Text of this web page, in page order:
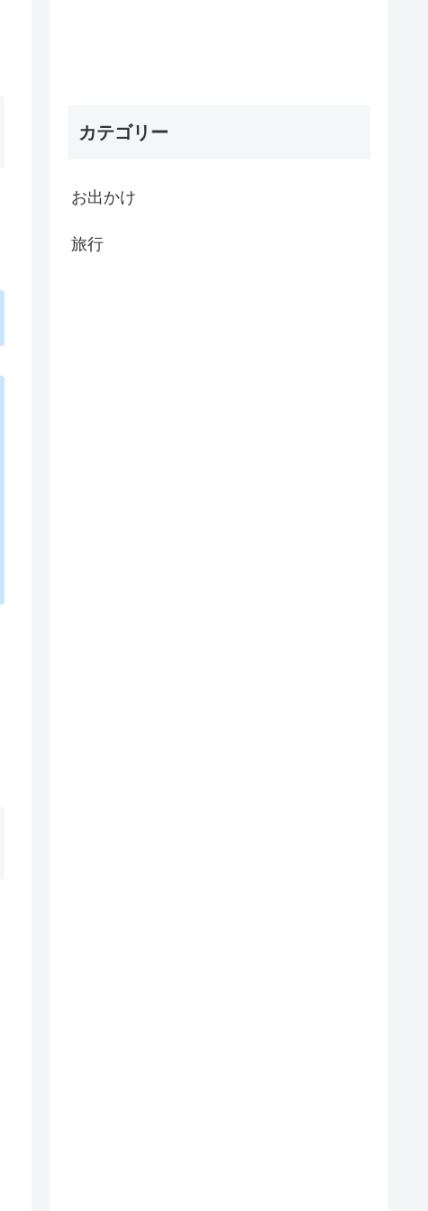
カテゴリー
お出かけ
旅行